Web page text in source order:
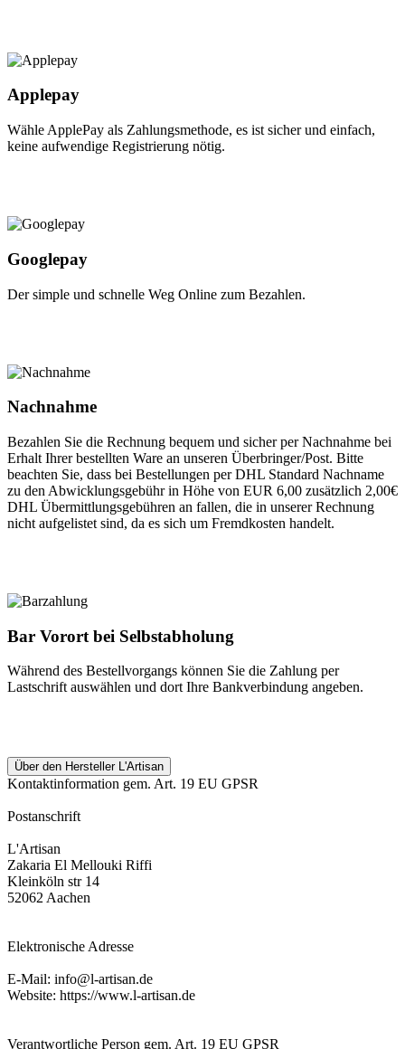
Applepay
Wähle ApplePay als Zahlungsmethode, es ist sicher und einfach,
keine aufwendige Registrierung nötig.
Googlepay
Der simple und schnelle Weg Online zum Bezahlen.
Nachnahme
Bezahlen Sie die Rechnung bequem und sicher per Nachnahme bei
Erhalt Ihrer bestellten Ware an unseren Überbringer/Post. Bitte
beachten Sie, dass bei Bestellungen per DHL Standard Nachname
zu den Abwicklungsgebühr in Höhe von EUR 6,00 zusätzlich 2,00€
DHL Übermittlungsgebühren an fallen, die in unserer Rechnung
nicht aufgelistet sind, da es sich um Fremdkosten handelt.
Bar Vorort bei Selbstabholung
Während des Bestellvorgangs können Sie die Zahlung per
Lastschrift auswählen und dort Ihre Bankverbindung angeben.
Über den Hersteller L'Artisan
Kontaktinformation gem. Art. 19 EU GPSR
Postanschrift
L'Artisan
Zakaria El Mellouki Riffi
Kleinköln str 14
52062 Aachen
Elektronische Adresse
E-Mail: info@l-artisan.de
Website: https://www.l-artisan.de
Verantwortliche Person gem. Art. 19 EU GPSR